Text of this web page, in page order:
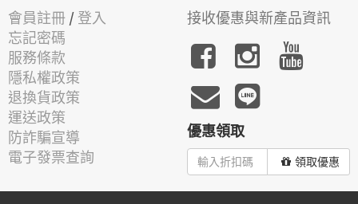
會員註冊 / 登入
忘記密碼
服務條款
隱私權政策
退換貨政策
運送政策
防詐騙宣導
電子發票查詢
接收優惠與新產品資訊
優惠領取
領取優惠